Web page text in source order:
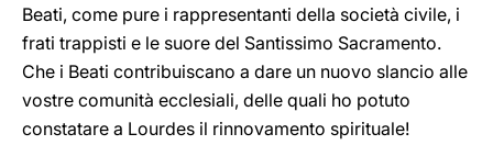
Beati, come pure i rappresentanti della società civile, i
frati trappisti e le suore del Santissimo Sacramento.
Che i Beati contribuiscano a dare un nuovo slancio alle
vostre comunità ecclesiali, delle quali ho potuto
constatare a Lourdes il rinnovamento spirituale!